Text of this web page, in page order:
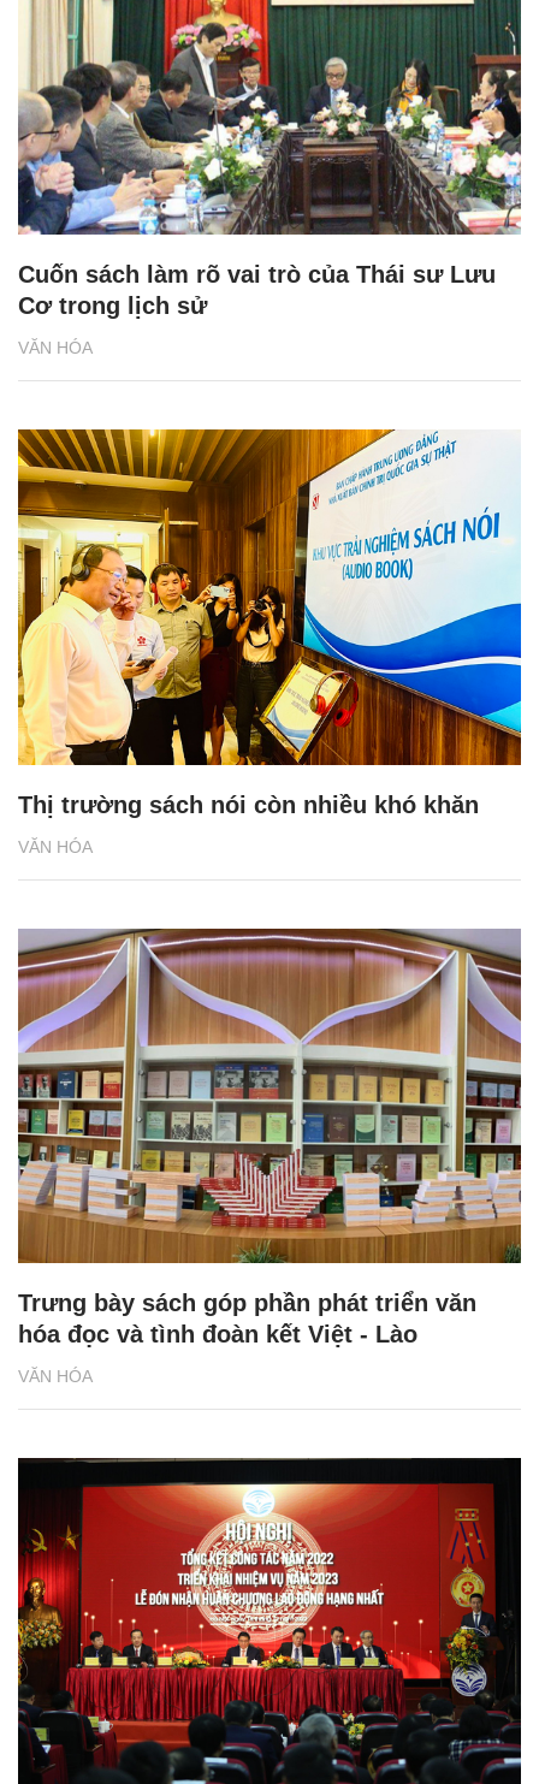
VĂN HÓA
Cuốn sách làm rõ vai trò của Thái sư Lưu
Cơ trong lịch sử
VĂN HÓA
Thị trường sách nói còn nhiều khó khăn
VĂN HÓA
Trưng bày sách góp phần phát triển văn
hóa đọc và tình đoàn kết Việt - Lào